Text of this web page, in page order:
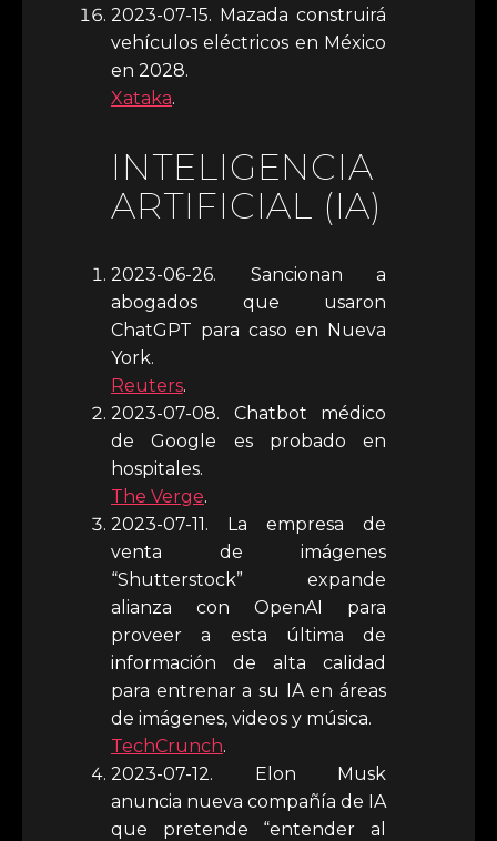
2023-07-15. Mazada construirá
vehículos eléctricos en México
en 2028.
Xataka.
INTELIGENCIA
ARTIFICIAL (IA)
2023-06-26. Sancionan a
abogados que usaron
ChatGPT para caso en Nueva
York.
Reuters.
2023-07-08. Chatbot médico
de Google es probado en
hospitales.
The Verge.
2023-07-11. La empresa de
venta de imágenes
“Shutterstock” expande
alianza con OpenAI para
proveer a esta última de
información de alta calidad
para entrenar a su IA en áreas
de imágenes, videos y música.
TechCrunch.
2023-07-12. Elon Musk
anuncia nueva compañía de IA
que pretende “entender al